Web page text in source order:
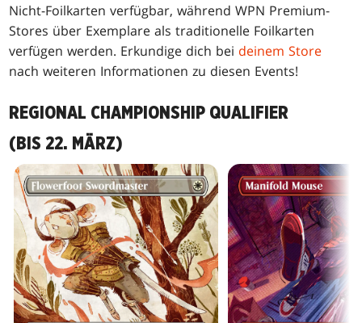
Nicht-Foilkarten verfügbar, während WPN Premium-
Stores über Exemplare als traditionelle Foilkarten
verfügen werden. Erkundige dich bei deinem Store
nach weiteren Informationen zu diesen Events!
REGIONAL CHAMPIONSHIP QUALIFIER
(BIS 22. MÄRZ)